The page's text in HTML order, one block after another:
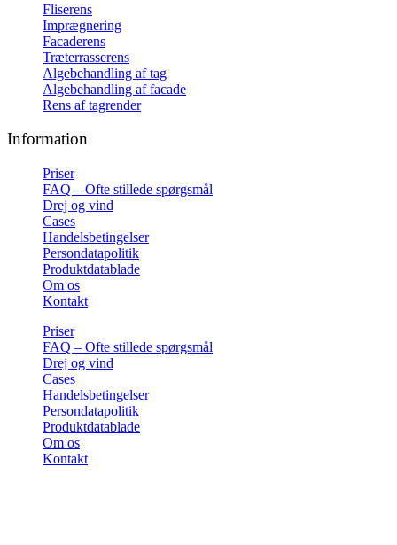
Fliserens
Imprægnering
Facaderens
Træterrasserens
Algebehandling af tag
Algebehandling af facade
Rens af tagrender
Information
Priser
FAQ – Ofte stillede spørgsmål
Drej og vind
Cases
Handelsbetingelser
Persondatapolitik
Produktdatablade
Om os
Kontakt
Priser
FAQ – Ofte stillede spørgsmål
Drej og vind
Cases
Handelsbetingelser
Persondatapolitik
Produktdatablade
Om os
Kontakt